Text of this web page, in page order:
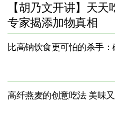
【胡乃文开讲】天
专家揭添加物真相
比高钠饮食更可怕的杀手：
高纤燕麦的创意吃法 美味